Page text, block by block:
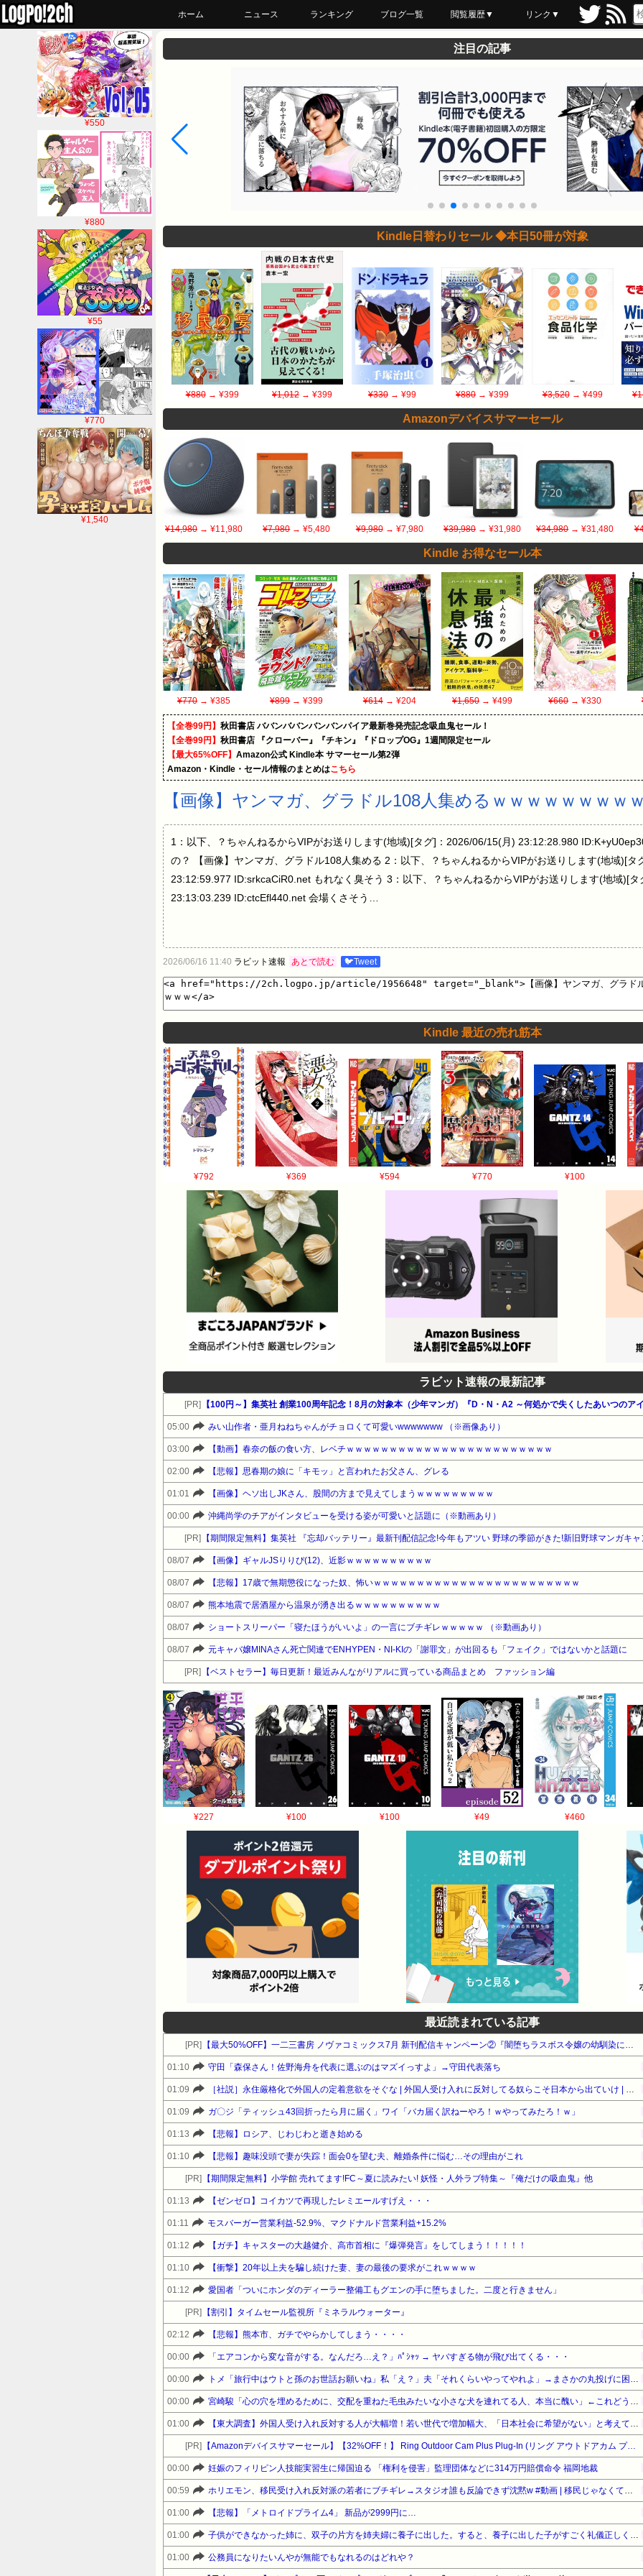
ホーム ニュース ランキング ブログ一覧 閲覧履歴▼
最近読んだ
あとで読む
ブックマーク
リンク▼
¥550
¥880
¥55
¥770
¥1,540
注目の記事
Kindle日替わりセール ◆本日50冊が対象
¥880→ ¥399 ¥1,012 → ¥399 ¥330 → ¥99 ¥880 → ¥399 ¥3,520→ ¥499
Amazonデバイスサマーセール
¥14,980 → ¥11,980 ¥7,980→ ¥5,480 ¥9,980→ ¥7,980 ¥39,980→ ¥31,980 ¥34,980→ ¥31,480
Kindle お得なセール本
¥770 → ¥385 ¥899→ ¥399 ¥614→ ¥204 ¥1,650→ ¥499 ¥660→ ¥330
【全巻99円】 秋田書店 ババンババンバンバンパイア最新巻発売記念吸血鬼セール！
【全巻99円】 秋田書店 『クローバー』『チキン』『ドロップOG』1週間限定セール
【最大65%OFF】 Amazon公式 Kindle本 サマーセール第2弾
Amazon・Kindle・セール情報のまとめはこちら
【画像】ヤンマガ、グラドル108人集めるｗｗｗｗｗｗｗｗ
1：以下、？ちゃんねるからVIPがお送りします(地域)[タグ]：2026/06/15(月) 23:12:28.980
の？ 【画像】ヤンマガ、グラドル108人集める 2：以下、？ちゃんねるからVIPがお送りします(地域)[タ
23:12:59.977 ID:srkcaCiR0.net もれなく臭そう 3：以下、？ちゃんねるからVIPがお送りします(地域)[
23:13:03.239 ID:ctcEfl440.net 会場くさそう…
2026/06/16 11:40 ラビット速報 あとで読む 🐦Tweet
Kindle 最近の売れ筋本
¥792 ¥369 ¥594 ¥770 ¥100
ラビット速報の最新記事
[PR] 【100円～】集英社 創業100周年記念！8月の対象本（少年マンガ）『D・N・A2 ～何処かで失くしたあいつのア
05:00 みい山作者・亜月ねねちゃんがチョロくて可愛いwwwwwww （※画像あり）
03:00 【動画】春奈の飯の食い方、レベチｗｗｗｗｗｗｗｗｗｗｗｗｗｗｗｗｗｗｗｗｗｗｗｗ
02:00 【悲報】思春期の娘に「キモッ」と言われたお父さん、グレる
01:01 【画像】ヘソ出しJKさん、股間の方まで見えてしまうｗｗｗｗｗｗｗｗｗ
00:00 沖縄尚学のチアがインタビューを受ける姿が可愛いと話題に（※動画あり）
[PR] 【期間限定無料】集英社 『忘却バッテリー』最新刊配信記念!今年もアツい 野球の季節がきた!新旧野球マンガキ
08/07 【画像】ギャルJSりりぴ(12)、近影ｗｗｗｗｗｗｗｗｗｗ
08/07 【悲報】17歳で無期懲役になった奴、怖いｗｗｗｗｗｗｗｗｗｗｗｗｗｗｗｗｗｗｗｗｗｗｗｗ
08/07 熊本地震で居酒屋から温泉が湧き出るｗｗｗｗｗｗｗｗｗｗ
08/07 ショートスリーパー「寝たほうがいいよ」の一言にブチギレｗｗｗｗｗ （※動画あり）
08/07 元キャバ嬢MINAさん死亡関連でENHYPEN・NI-KIの「謝罪文」が出回るも「フェイク」ではないかと話題に
[PR] 【ベストセラー】毎日更新！最近みんながリアルに買っている商品まとめ ファッション編
¥227 ¥100 ¥100 ¥49 ¥460
最近読まれている記事
[PR] 【最大50%OFF】一二三書房 ノヴァコミックス7月 新刊配信キャンペーン②『闇堕ちラスボス令嬢の幼馴染に転生した』他
01:10 守田「森保さん！佐野海舟を代表に選ぶのはマズイっすよ」→守田代表落ち
01:09 ［社説］永住厳格化で外国人の定着意欲をそぐな | 外国人受け入れに反対してる奴らこそ日本から出ていけ | 重税で国民の労働意欲を削ぐな
01:09 ガ〇ジ「ティッシュ43回折ったら月に届く」ワイ「バカ届く訳ねーやろ！ｗやってみたろ！ｗ」
01:13 【悲報】ロシア、じわじわと逝き始める
01:10 【悲報】趣味没頭で妻が失踪！面会0を望む夫、離婚条件に悩む…その理由がこれ
[PR] 【期間限定無料】小学館 売れてます!FC～夏に読みたい! 妖怪・人外ラブ特集～『俺だけの吸血鬼』他
01:13 【ゼンゼロ】コイカツで再現したレミエールすげえ・・・
01:11 モスバーガー営業利益-52.9%、マクドナルド営業利益+15.2%
01:12 【ガチ】キャスターの大越健介、高市首相に『爆弾発言』をしてしまう！！！！！
01:10 【衝撃】20年以上夫を騙し続けた妻、妻の最後の要求がこれｗｗｗｗ
01:12 愛国者「ついにホンダのディーラー整備工もグエンの手に堕ちました。二度と行きません」
[PR] 【割引】タイムセール監視所『ミネラルウォーター』
02:12 【悲報】熊本市、ガチでやらかしてしまう・・・・
00:00 「エアコンから変な音がする。なんだろ…え？」ﾊﾟｼｬｯ → ヤバすぎる物が飛び出てくる・・・
00:00 トメ「旅行中はウトと孫のお世話お願いね」私「え？」夫「それくらいやってやれよ」→まさかの丸投げに困惑して…
00:00 宮崎駿「心の穴を埋めるために、交配を重ねた毛虫みたいな小さな犬を連れてる人、本当に醜い」←これどう思う？
01:00 【東大調査】外国人受け入れ反対する人が大幅増！若い世代で増加幅大、「日本社会に希望がない」と考えている人も反対
[PR] 【Amazonデバイスサマーセール】【32%OFF！】 Ring Outdoor Cam Plus Plug-In (リング アウトドアカム プラス 電源アダプターモデル) | 24時間連続録画対応* のハイエンドモデル | 2K ビデオ 360万画素 高精細 | カメラ視野角対角160° | ナイトビジョン | Ring Home プラン30日間無料体験付き - ブラック
00:00 妊娠のフィリピン人技能実習生に帰国迫る 「権利を侵害」監理団体などに314万円賠償命令 福岡地裁
00:59 ホリエモン、移民受け入れ反対派の若者にブチギレ→スタジオ誰も反論できず沈黙w #動画 | 移民じゃなくて不法移民と犯罪者反対派だぞ
01:00 【悲報】「メトロイドプライム4」 新品が2999円に…
01:00 子供ができなかった姉に、双子の片方を姉夫婦に養子に出した。すると、養子に出した子がすごく礼儀正しくてビックリ
01:00 公務員になりたいんやが無能でもなれるのはどれや？